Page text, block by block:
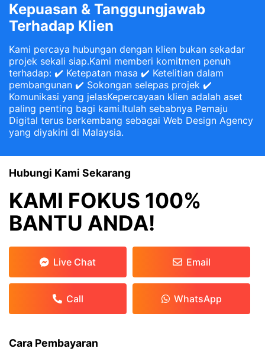
Kepuasan & Tanggungjawab
Terhadap Klien
Kami percaya hubungan dengan klien bukan sekadar
projek sekali siap.Kami memberi komitmen penuh
terhadap: ✔️ Ketepatan masa ✔️ Ketelitian dalam
pembangunan ✔️ Sokongan selepas projek ✔️
Komunikasi yang jelasKepercayaan klien adalah aset
paling penting bagi kami.Itulah sebabnya Pemaju
Digital terus berkembang sebagai Web Design Agency
yang diyakini di Malaysia.
Hubungi Kami Sekarang
KAMI FOKUS 100%
BANTU ANDA!
Live Chat Email
Call WhatsApp
Cara Pembayaran